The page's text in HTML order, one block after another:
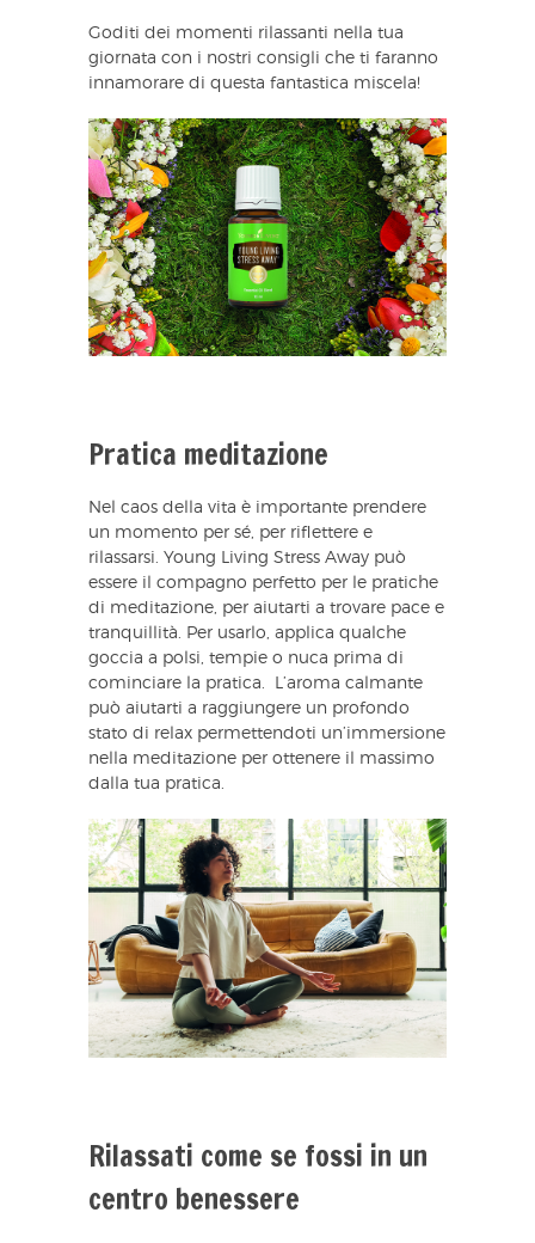
Goditi dei momenti rilassanti nella tua
giornata con i nostri consigli che ti faranno
innamorare di questa fantastica miscela!
Pratica meditazione
Nel caos della vita è importante prendere
un momento per sé, per riflettere e
rilassarsi. Young Living Stress Away può
essere il compagno perfetto per le pratiche
di meditazione, per aiutarti a trovare pace e
tranquillità. Per usarlo, applica qualche
goccia a polsi, tempie o nuca prima di
cominciare la pratica. L’aroma calmante
può aiutarti a raggiungere un profondo
stato di relax permettendoti un’immersione
nella meditazione per ottenere il massimo
dalla tua pratica.
Rilassati come se fossi in un
centro benessere